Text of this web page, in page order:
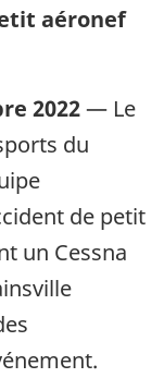
aéronef
2022— Le
du
de petit
un Cessna